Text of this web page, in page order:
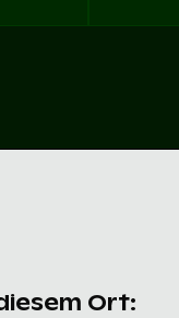
Ort: